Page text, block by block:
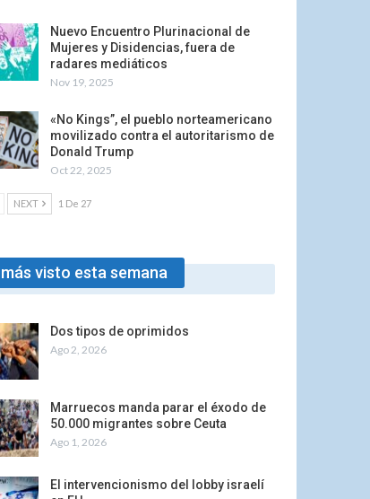
Nuevo Encuentro Plurinacional de
Mujeres y Disidencias, fuera de
radares mediáticos
Nov 19, 2025
«No Kings”, el pueblo norteamericano
movilizado contra el autoritarismo de
Donald Trump
Oct 22, 2025
NEXT 1 De 27
visto esta semana
Dos tipos de oprimidos
Ago 2, 2026
Marruecos manda parar el éxodo de
50.000 migrantes sobre Ceuta
Ago 1, 2026
El intervencionismo del lobby israelí